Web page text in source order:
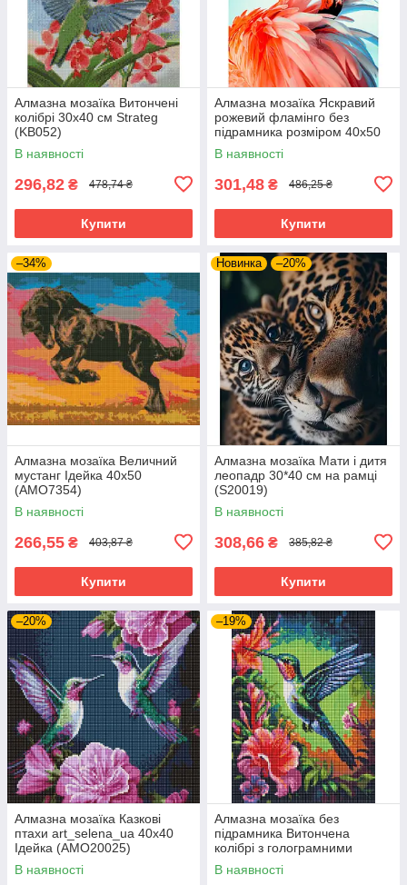
Алмазна мозаїка Витончені
колібрі 30х40 см Strateg
(KB052)
В наявності
296,82 ₴ 478,74 ₴
Купити
Алмазна мозаїка Яскравий
рожевий фламінго без
підрамника розміром 40х50
см Strateg (JSFH85873)
В наявності
301,48 ₴ 486,25 ₴
Купити
–34%
Алмазна мозаїка Величний
мустанг Ідейка 40х50
(AMO7354)
В наявності
266,55 ₴ 403,87 ₴
Купити
Новинка –20%
Алмазна мозаїка Мати і дитя
леопадр 30*40 см на рамці
(S20019)
В наявності
308,66 ₴ 385,82 ₴
Купити
–20%
Алмазна мозаїка Казкові
птахи art_selena_ua 40х40
Ідейка (AMO20025)
В наявності
–19%
Алмазна мозаїка без
підрамника Витончена
колібрі з голограмними
стразами art_selena_ua
30х40 Ідейка (AMC7845)
В наявності